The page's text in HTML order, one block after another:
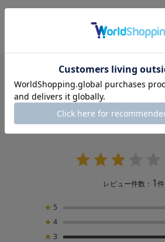
USER'S
レビュー件数： 1件
★ 5
★ 4
★ 3